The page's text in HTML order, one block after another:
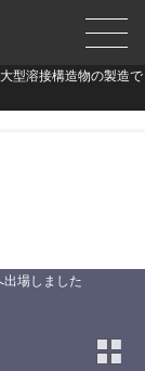
型溶接構造物の製造で
場しました